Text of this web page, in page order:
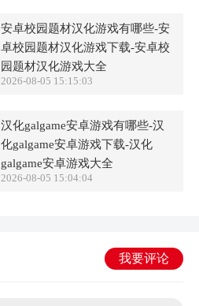
安卓校园题材汉化游戏有哪些-安
卓校园题材汉化游戏下载-安卓校
园题材汉化游戏大全
2026-08-05 15:15:03
汉化galgame安卓游戏有哪些-汉
化galgame安卓游戏下载-汉化
galgame安卓游戏大全
2026-08-05 15:04:04
我要评论